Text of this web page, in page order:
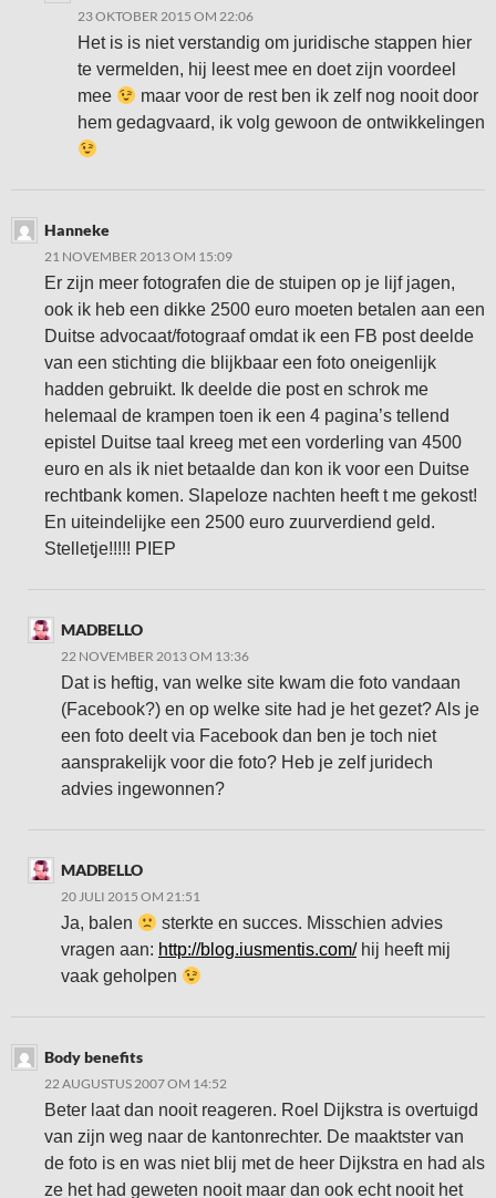
23 OKTOBER 2015 OM 22:06
Het is is niet verstandig om juridische stappen hier
te vermelden, hij leest mee en doet zijn voordeel
mee
maar voor de rest ben ik zelf nog nooit door
hem gedagvaard, ik volg gewoon de ontwikkelingen
Hanneke
21 NOVEMBER 2013 OM 15:09
Er zijn meer fotografen die de stuipen op je lijf jagen,
ook ik heb een dikke 2500 euro moeten betalen aan een
Duitse advocaat/fotograaf omdat ik een FB post deelde
van een stichting die blijkbaar een foto oneigenlijk
hadden gebruikt. Ik deelde die post en schrok me
helemaal de krampen toen ik een 4 pagina’s tellend
epistel Duitse taal kreeg met een vorderling van 4500
euro en als ik niet betaalde dan kon ik voor een Duitse
rechtbank komen. Slapeloze nachten heeft t me gekost!
En uiteindelijke een 2500 euro zuurverdiend geld.
Stelletje!!!!! PIEP
MADBELLO
22 NOVEMBER 2013 OM 13:36
Dat is heftig, van welke site kwam die foto vandaan
(Facebook?) en op welke site had je het gezet? Als je
een foto deelt via Facebook dan ben je toch niet
aansprakelijk voor die foto? Heb je zelf juridech
advies ingewonnen?
MADBELLO
20 JULI 2015 OM 21:51
Ja, balen
sterkte en succes. Misschien advies
vragen aan: http://blog.iusmentis.com/hij heeft mij
vaak geholpen
Body benefits
22 AUGUSTUS 2007 OM 14:52
Beter laat dan nooit reageren. Roel Dijkstra is overtuigd
van zijn weg naar de kantonrechter. De maaktster van
de foto is en was niet blij met de heer Dijkstra en had als
ze het had geweten nooit maar dan ook echt nooit het